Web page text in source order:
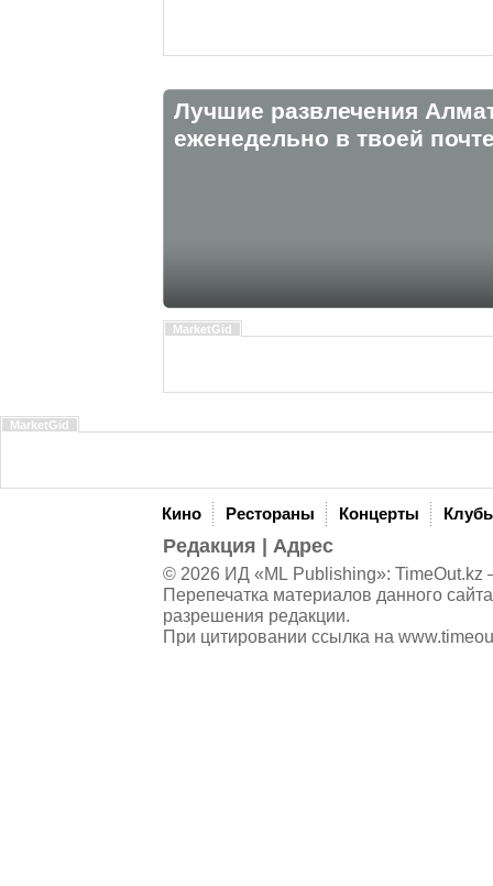
Лучшие развлечения
eженедельно в твоей
MarketGid
MarketGid
Кино Рестораны Концерты
Редакция Адрес
© 2026 ИД «ML Publishing»: TimeOut.kz
Перепечатка материалов данного
разрешения редакции.
При цитировании ссылка на